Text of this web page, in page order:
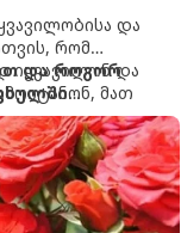
და
რომ
იყვავილონ და
მათ
მცენარის
სასუქები
და როგორ